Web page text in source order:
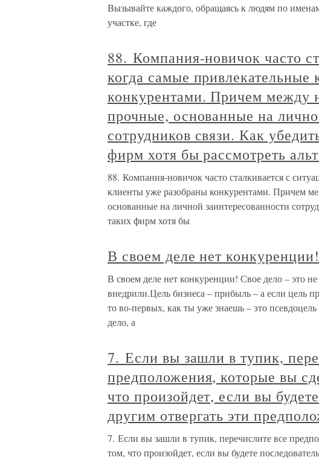
Вызывайте каждого, обращаясь к людям по
участке, где
88. Компания-новичок часто
когда самые
конкурентами. Причем между
прочные, основанные на
сотрудников связи. Как
фирм хотя бы рассмотреть
88. Компания-новичок часто сталкивается с
клиенты уже разобраны конкурентами. Причем
основанные на личной заинтересованности
таких фирм хотя бы
В своем деле нет конкуренции!
В своем деле нет конкуренции! Свое дело – это
внедрили.Цель бизнеса – прибыль – а если цель
то во-первых, как ты уже знаешь – это
дело, а
7. Если вы зашли в тупик,
предположения, которые вы
что произойдет, если вы
другим отвергать эти
7. Если вы зашли в тупик, перечислите все
том, что произойдет, если вы будете